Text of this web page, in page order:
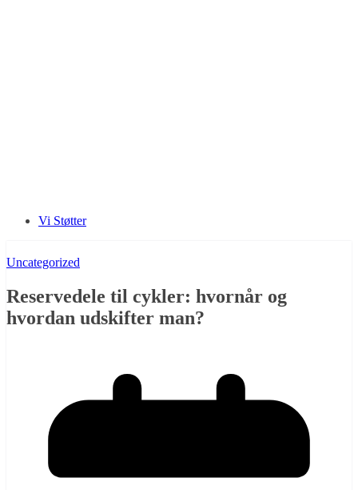
Vi Støtter
Uncategorized
Reservedele til cykler: hvornår og
hvordan udskifter man?